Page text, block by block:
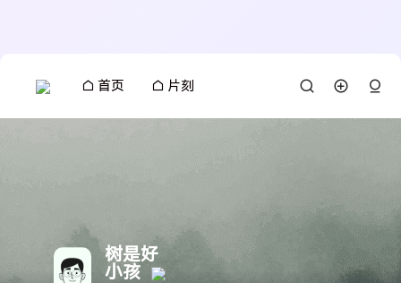
首页 片刻
树是好
小孩